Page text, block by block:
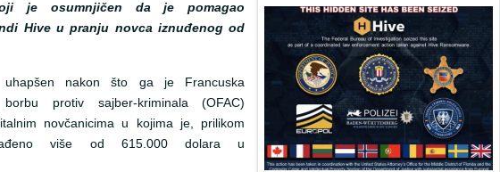
je osumnjičen da je pomagao
Hive u pranju novca iznuđenog od
uhapšen nakon što ga je Francuska
protiv sajber-kriminala (OFAC)
novčanicima u kojima je, prilikom
više od 615.000 dolara u